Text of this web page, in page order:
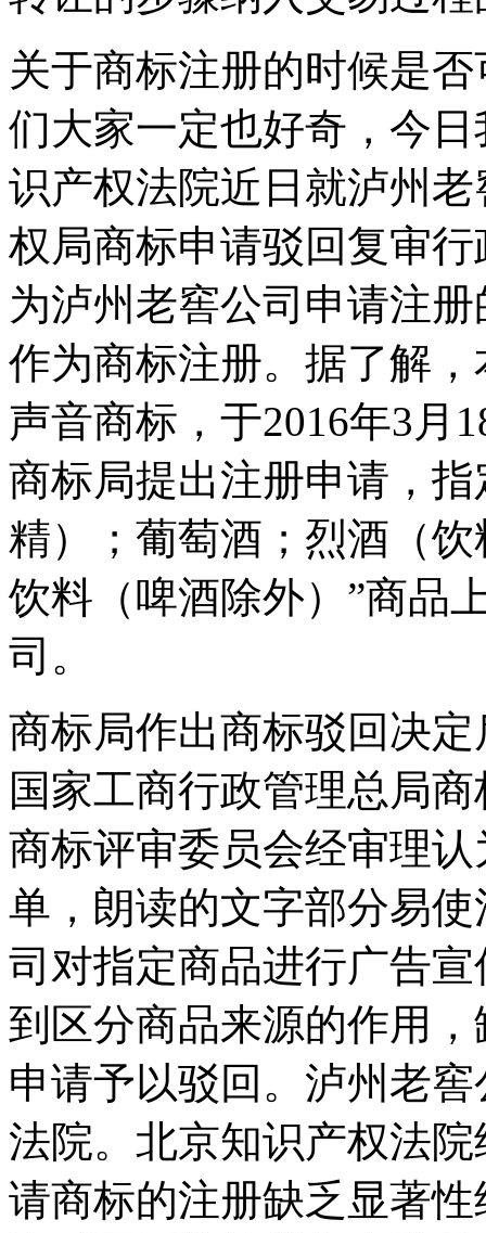
关于商标注册的时候是
们大家一定也好奇，今
识产权法院近日就泸州
权局商标申请驳回复审
为泸州老窖公司申请注
作为商标注册。据了解
声音商标，于2016年3月
商标局提出注册申请，
精）；葡萄酒；烈酒（
饮料（啤酒除外）”商品
司。
商标局作出商标驳回决
国家工商行政管理总局
商标评审委员会经审理
单，朗读的文字部分易
司对指定商品进行广告
到区分商品来源的作用
申请予以驳回。泸州老
法院。北京知识产权法
请商标的注册缺乏显著